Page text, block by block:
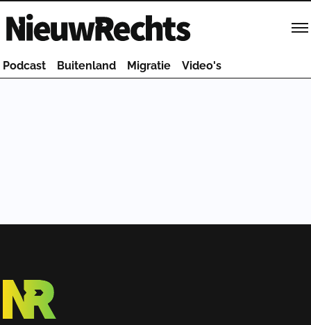
Homepage van NieuwRechts
Podcast Buitenland Migratie Video's